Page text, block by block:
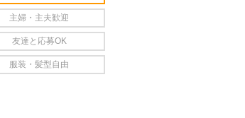
主婦・主夫歓迎
友達と応募OK
服装・髪型自由